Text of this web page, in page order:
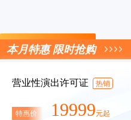
立即咨询
本月特惠 限时抢购
营业性演出许可证 热销
特惠价 19999元起